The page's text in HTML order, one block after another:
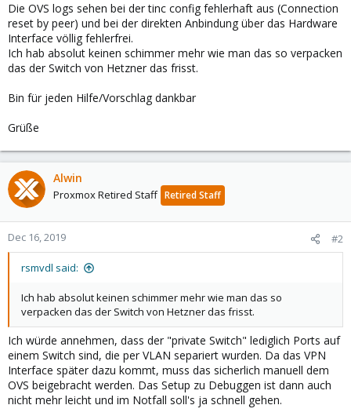
Die OVS logs sehen bei der tinc config fehlerhaft aus (Connection
reset by peer) und bei der direkten Anbindung über das Hardware
Interface völlig fehlerfrei.
Ich hab absolut keinen schimmer mehr wie man das so verpacken
das der Switch von Hetzner das frisst.
Bin für jeden Hilfe/Vorschlag dankbar
Grüße
Alwin
Proxmox Retired Staff Retired Staff
Dec 16, 2019 #2
rsmvdl said:
Ich hab absolut keinen schimmer mehr wie man das so
verpacken das der Switch von Hetzner das frisst.
Ich würde annehmen, dass der "private Switch" lediglich Ports auf
einem Switch sind, die per VLAN separiert wurden. Da das VPN
Interface später dazu kommt, muss das sicherlich manuell dem
OVS beigebracht werden. Das Setup zu Debuggen ist dann auch
nicht mehr leicht und im Notfall soll's ja schnell gehen.